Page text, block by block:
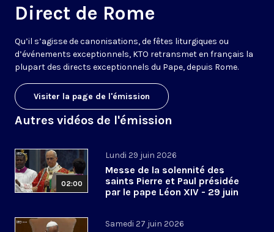
Direct de Rome
Qu’il s’agisse de canonisations, de fêtes liturgiques ou
d’événements exceptionnels, KTO retransmet en français la
plupart des directs exceptionnels du Pape, depuis Rome.
Visiter la page de l'émission
Autres vidéos de l'émission
02:00
Lundi 29 juin 2026
Messe de la solennité des
saints Pierre et Paul présidée
par le pape Léon XIV - 29 juin
Samedi 27 juin 2026